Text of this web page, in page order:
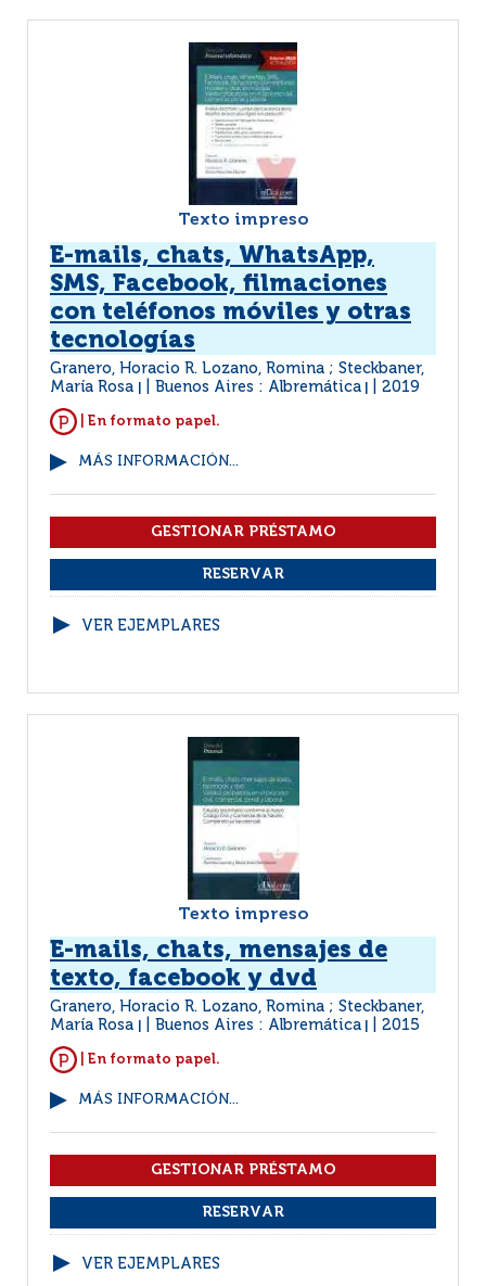
Texto impreso
E-mails, chats, WhatsApp,
SMS, Facebook, filmaciones
con teléfonos móviles y otras
tecnologías
Granero, Horacio R. Lozano, Romina ; Steckbaner,
María Rosa
Buenos Aires : Albremática 2019
| En formato papel.
MÁS INFORMACIÓN...
VER EJEMPLARES
Texto impreso
E-mails, chats, mensajes de
texto, facebook y dvd
Granero, Horacio R. Lozano, Romina ; Steckbaner,
María Rosa
Buenos Aires : Albremática 2015
| En formato papel.
MÁS INFORMACIÓN...
VER EJEMPLARES